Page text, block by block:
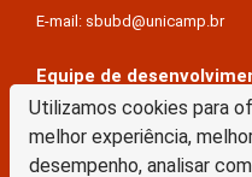
Utilizamos cookies para
melhor experiência,
desempenho, analisar
E-mail: sbubd@unicamp.br
Equipe de
Keite Aparecida Duarte
Márcio Vinícius De Jesus
Saul Victor De Castro E Silva